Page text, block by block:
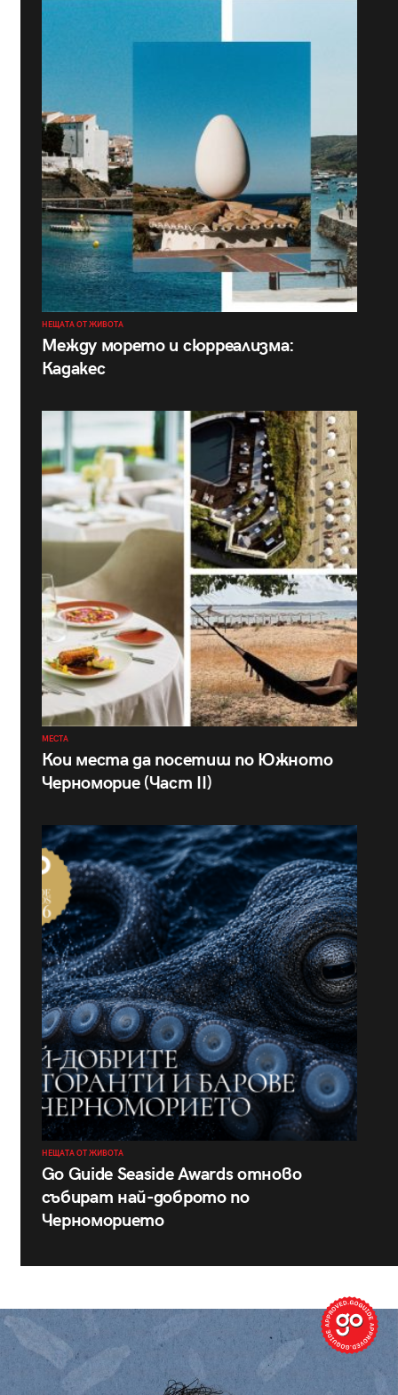
НЕЩАТА ОТ ЖИВОТА
Между морето и сюрреализма:
Кадакес
МЕСТА
Кои места да посетиш по Южното
Черноморие (Част II)
НЕЩАТА ОТ ЖИВОТА
Go Guide Seaside Awards отново
събират най-доброто по
Черноморието